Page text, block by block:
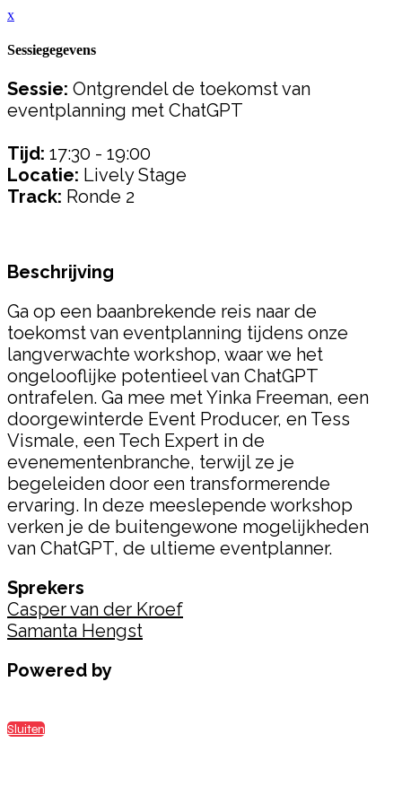
x
Sessiegegevens
Sessie: Ontgrendel de toekomst van
eventplanning met ChatGPT
Tijd: 17:30 - 19:00
Locatie: Lively Stage
Track: Ronde 2
Beschrijving
Ga op een baanbrekende reis naar de
toekomst van eventplanning tijdens onze
langverwachte workshop, waar we het
ongelooflijke potentieel van ChatGPT
ontrafelen. Ga mee met Yinka Freeman, een
doorgewinterde Event Producer, en Tess
Vismale, een Tech Expert in de
evenementenbranche, terwijl ze je
begeleiden door een transformerende
ervaring. In deze meeslepende workshop
verken je de buitengewone mogelijkheden
van ChatGPT, de ultieme eventplanner.
Sprekers
Casper van der Kroef
Samanta Hengst
Powered by
Sluiten